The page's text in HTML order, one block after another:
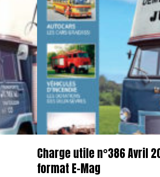
Charge utile n°386 Avril
format E-Mag